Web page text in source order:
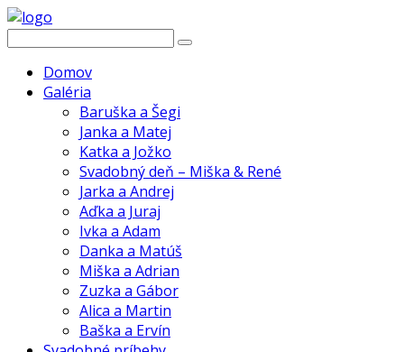
Domov
Galéria
Baruška a Šegi
Janka a Matej
Katka a Jožko
Svadobný deň – Miška & René
Jarka a Andrej
Aďka a Juraj
Ivka a Adam
Danka a Matúš
Miška a Adrian
Zuzka a Gábor
Alica a Martin
Baška a Ervín